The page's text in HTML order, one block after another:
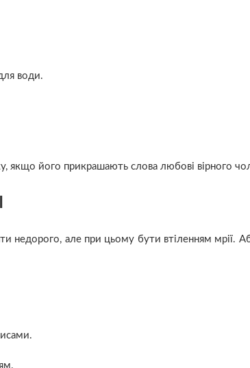
води.
якщо його прикрашають слова любові вірного
недорого, але при цьому бути втіленням